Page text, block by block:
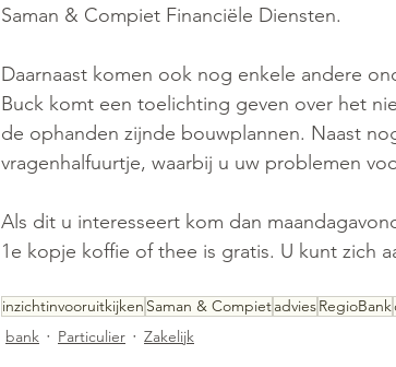
Saman & Compiet Financiële Diensten.
Daarnaast komen ook nog enkele andere
Buck komt een toelichting geven over het
de ophanden zijnde bouwplannen. Naast
vragenhalfuurtje, waarbij u uw problemen
Als dit u interesseert kom dan
1e kopje koffie of thee is gratis. U kunt zich
inzichtinvooruitkijken Saman & CompietadviesRegioBank
bank
Particulier Zakelijk